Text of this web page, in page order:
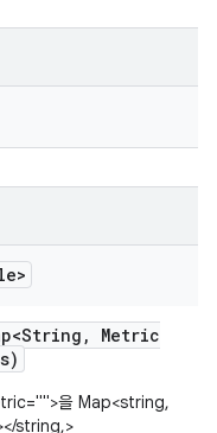
,
Metric
을 Map<string,
string,>